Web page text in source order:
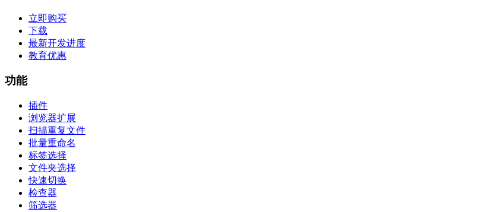
立即购买
下载
最新开发进度
教育优惠
功能
插件
浏览器扩展
扫描重复文件
批量重命名
标签选择
文件夹选择
快速切换
检查器
筛选器